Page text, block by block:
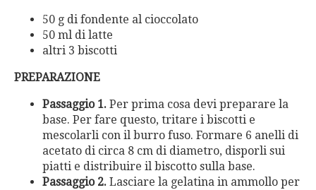
50 g di fondente al cioccolato
50 ml di latte
altri 3 biscotti
PREPARAZIONE
Passaggio 1. Per prima cosa devi preparare la
base. Per fare questo, tritare i biscotti e
mescolarli con il burro fuso. Formare 6 anelli di
acetato di circa 8 cm di diametro, disporli sui
piatti e distribuire il biscotto sulla base.
Passaggio 2. Lasciare la gelatina in ammollo per